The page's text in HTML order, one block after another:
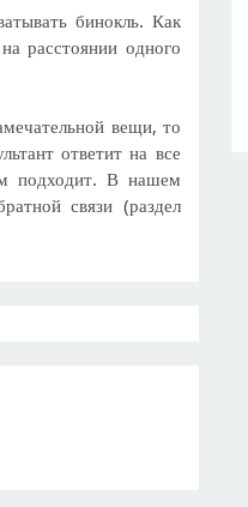
бинокль. Как
расстоянии одного
вещи, то
ответит на все
подходит. В нашем
связи (раздел